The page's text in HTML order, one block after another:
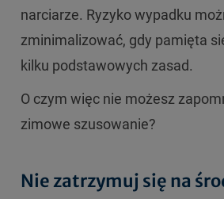
narciarze. Ryzyko wypadku
zminimalizować, gdy pamięta
kilku podstawowych zasad.
O czym więc nie możesz
zimowe szusowanie?
Nie zatrzymuj się na